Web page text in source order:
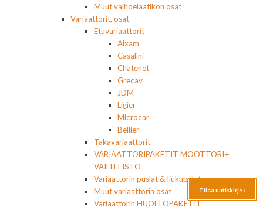
Muut vaihdelaatikon osat
Variaattorit, osat
Etuvariaattorit
Aixam
Casalini
Chatenet
Grecav
JDM
Ligier
Microcar
Bellier
Takavariaattorit
VARIAATTORIPAKETIT MOOTTORI+
VAIHTEISTO
Variaattorin puslat & liukupalat
Muut variaattorin osat
Variaattorin HUOLTOPAKETIT
Tilaa uutiskirje ›